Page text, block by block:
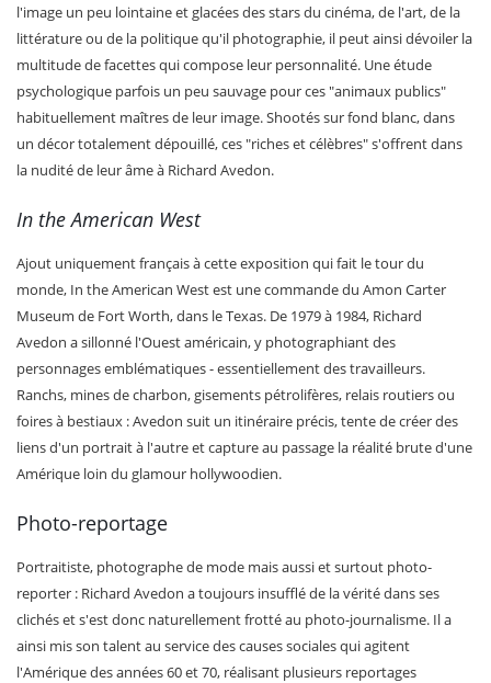
l'image un peu lointaine et glacées des stars du cinéma, de l'art, de la
littérature ou de la politique qu'il photographie, il peut ainsi dévoiler la
multitude de facettes qui compose leur personnalité. Une étude
psychologique parfois un peu sauvage pour ces "animaux publics"
habituellement maîtres de leur image. Shootés sur fond blanc, dans
un décor totalement dépouillé, ces "riches et célèbres" s'offrent dans
la nudité de leur âme à Richard Avedon.
In the American West
Ajout uniquement français à cette exposition qui fait le tour du
monde, In the American West est une commande du Amon Carter
Museum de Fort Worth, dans le Texas. De 1979 à 1984, Richard
Avedon a sillonné l'Ouest américain, y photographiant des
personnages emblématiques - essentiellement des travailleurs.
Ranchs, mines de charbon, gisements pétrolifères, relais routiers ou
foires à bestiaux : Avedon suit un itinéraire précis, tente de créer des
liens d'un portrait à l'autre et capture au passage la réalité brute d'une
Amérique loin du glamour hollywoodien.
Photo-reportage
Portraitiste, photographe de mode mais aussi et surtout photo-
reporter : Richard Avedon a toujours insufflé de la vérité dans ses
clichés et s'est donc naturellement frotté au photo-journalisme. Il a
ainsi mis son talent au service des causes sociales qui agitent
l'Amérique des années 60 et 70, réalisant plusieurs reportages